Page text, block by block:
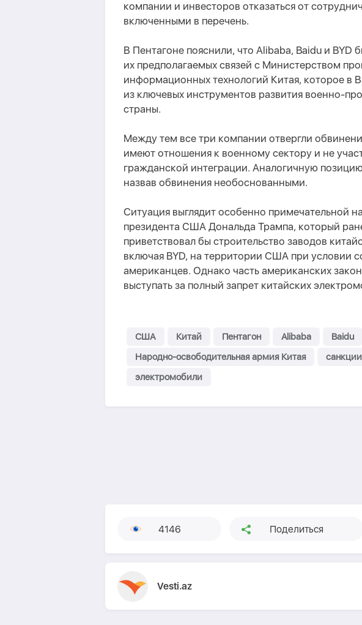
компании и инвесторов отказаться от
включенными в перечень.
В Пентагоне пояснили, что Alibaba, Baidu и BYD
их предполагаемых связей с Министерством
информационных технологий Китая, которое в
из ключевых инструментов развития военно-
страны.
Между тем все три компании отвергли
имеют отношения к военному сектору и не
гражданской интеграции. Аналогичную
назвав обвинения необоснованными.
Ситуация выглядит особенно примечательной
президента США Дональда Трампа, который
приветствовал бы строительство заводов
включая BYD, на территории США при условии
американцев. Однако часть американских
выступать за полный запрет китайских
США Китай Пентагон Alibaba Baidu
Народно-освободительная армия Китая
санкции
электромобили
4146 Поделиться
Vesti.az